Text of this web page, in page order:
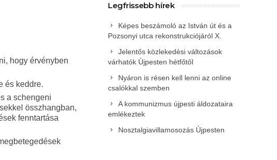
hogy érvényben
és keddre.
a schengeni
összhangban,
fenntartása
Legfrissebb hírek
Képes beszámoló az István út és a
Pozsonyi utca rekonstrukciójáról X.
Jelentős közlekedési változások
várhatók Újpesten hétfőtől
Nyáron is résen kell lenni az online
csalókkal szemben
A kommunizmus újpesti áldozataira
emlékeztek
Nosztalgiavillamosozás Újpesten